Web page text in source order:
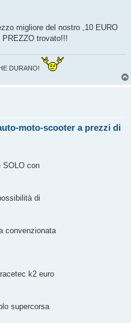
migliore del nostro ,10 EURO
PREZZO trovato!!!
DURANO!
moto-scooter a prezzi di
SOLO con
di
convenzionata
k2 euro
supercorsa